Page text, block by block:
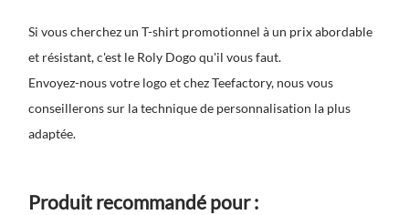
Si vous cherchez un T-shirt promotionnel à un prix abordable
et résistant, c'est le Roly Dogo qu'il vous faut.
Envoyez-nous votre logo et chez Teefactory, nous vous
conseillerons sur la technique de personnalisation la plus
adaptée.
Produit recommandé pour :